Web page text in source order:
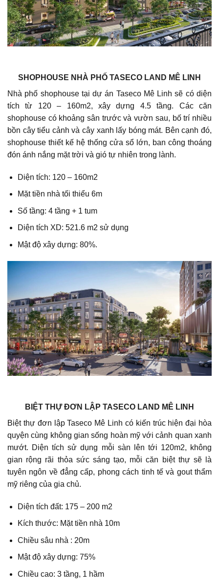
SHOPHOUSE NHÀ PHỐ TASECO LAND MÊ LINH
Nhà phố shophouse tại dự án Taseco Mê Linh sẽ có diện
tích từ 120 – 160m2, xây dựng 4.5 tầng. Các căn
shophouse có khoảng sân trước và vườn sau, bố trí nhiều
bồn cây tiểu cảnh và cây xanh lấy bóng mát. Bên cạnh đó,
shophouse thiết kế hệ thống cửa sổ lớn, ban công thoáng
đón ánh nắng mặt trời và gió tự nhiên trong lành.
Diện tích: 120 – 160m2
Mặt tiền nhà tối thiểu 6m
Số tầng: 4 tầng + 1 tum
Diện tích XD: 521.6 m2 sử dụng
Mật độ xây dựng: 80%.
BIỆT THỰ ĐƠN LẬP TASECO LAND MÊ LINH
Biệt thự đơn lập Taseco Mê Linh có kiến trúc hiện đại hòa
quyện cùng không gian sống hoàn mỹ với cảnh quan xanh
mướt. Diện tích sử dụng mỗi sàn lên tới 120m2, không
gian rộng rãi thỏa sức sáng tạo, mỗi căn biệt thự sẽ là
tuyên ngôn về đẳng cấp, phong cách tinh tế và gout thẩm
mỹ riêng của gia chủ.
Diện tích đất: 175 – 200 m2
Kích thước: Mặt tiền nhà 10m
Chiều sâu nhà : 20m
Mật độ xây dựng: 75%
Chiều cao: 3 tầng, 1 hầm